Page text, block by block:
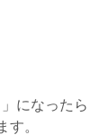
になったら
す。